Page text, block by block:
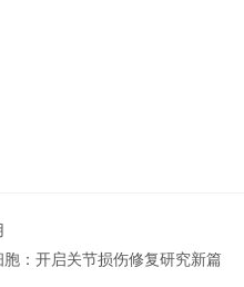
：开启关节损伤修复研究新篇